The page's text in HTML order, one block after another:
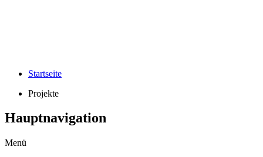
Startseite
Projekte
Hauptnavigation
Menü